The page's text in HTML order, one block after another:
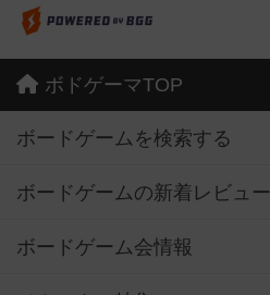
ボドゲーマTOP
ボードゲームを検索する
ボードゲームの新着レビュー
ボードゲーム会情報